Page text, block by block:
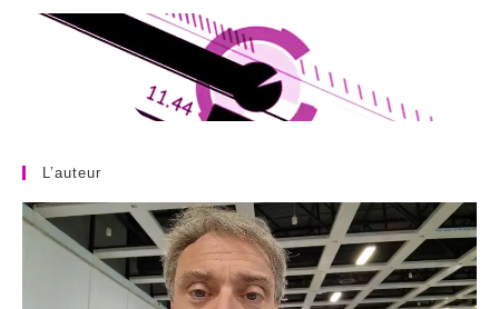
L’auteur